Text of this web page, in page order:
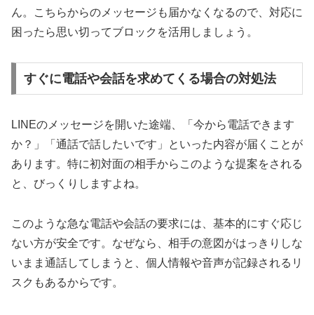
ん。こちらからのメッセージも届かなくなるので、対応に
困ったら思い切ってブロックを活用しましょう。
すぐに電話や会話を求めてくる場合の対処法
LINEのメッセージを開いた途端、「今から電話できます
か？」「通話で話したいです」といった内容が届くことが
あります。特に初対面の相手からこのような提案をされる
と、びっくりしますよね。
このような急な電話や会話の要求には、基本的にすぐ応じ
ない方が安全です。なぜなら、相手の意図がはっきりしな
いまま通話してしまうと、個人情報や音声が記録されるリ
スクもあるからです。